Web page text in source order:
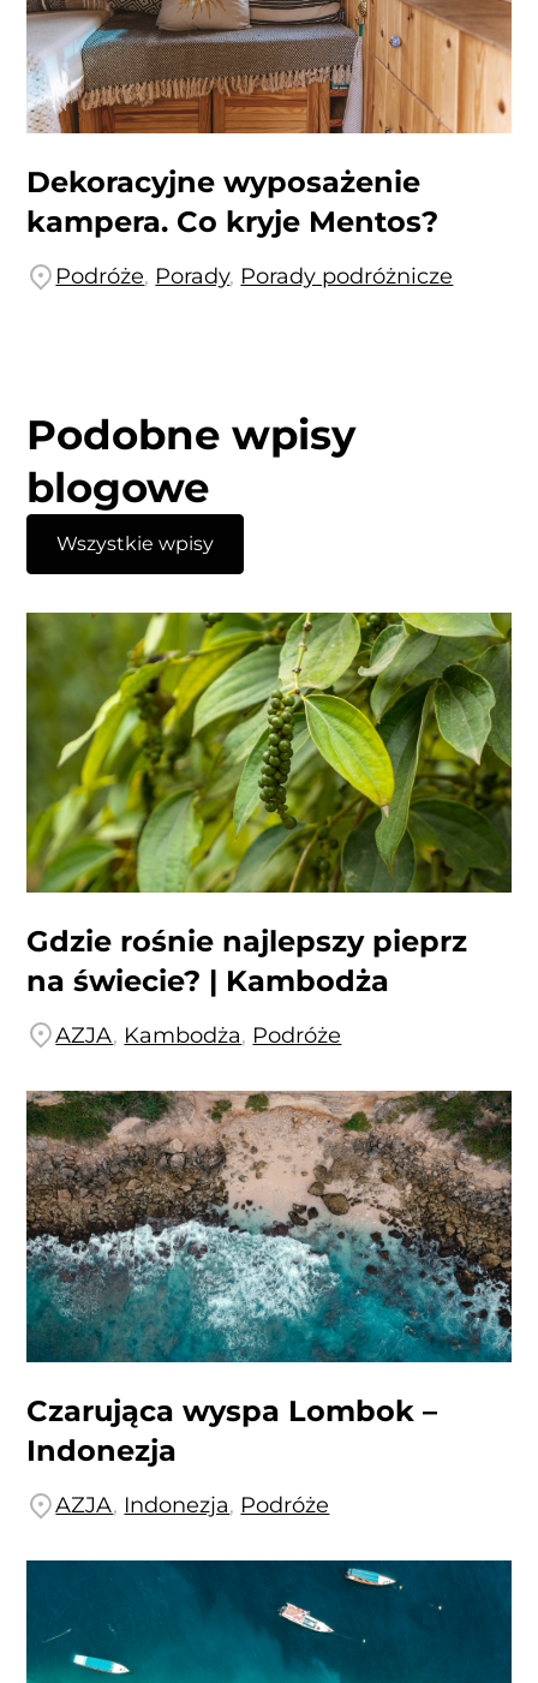
Dekoracyjne wyposażenie
kampera. Co kryje Mentos?
Podróże, Porady, Porady podróżnicze
Podobne wpisy
blogowe
Wszystkie wpisy
Gdzie rośnie najlepszy pieprz
na świecie? | Kambodża
AZJA, Kambodża, Podróże
Czarująca wyspa Lombok –
Indonezja
AZJA, Indonezja, Podróże